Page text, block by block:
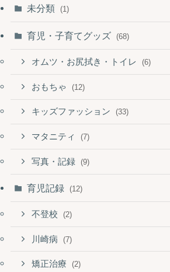
未分類 (1)
育児・子育てグッズ (68)
オムツ・お尻拭き・トイレ (6)
おもちゃ (12)
キッズファッション (33)
マタニティ (7)
写真・記録 (9)
育児記録 (12)
不登校 (2)
川崎病 (7)
矯正治療 (2)